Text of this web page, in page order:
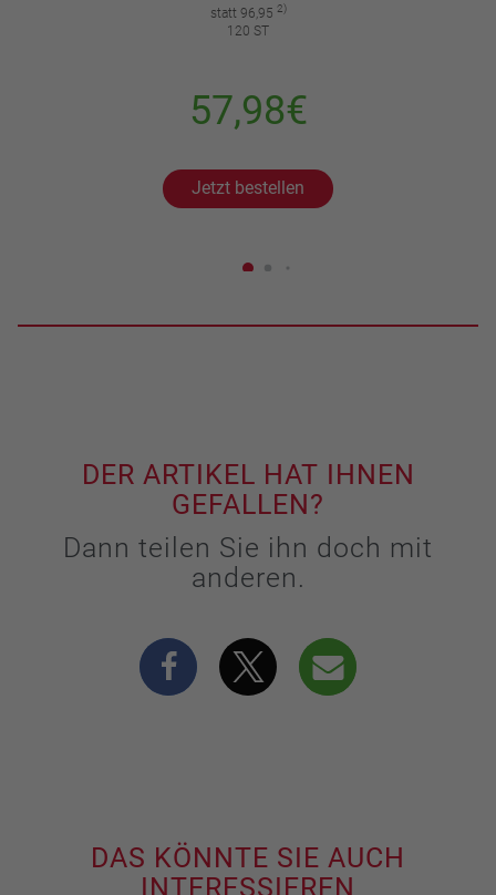
statt 96,95 2)
120 ST
57,98€
Jetzt bestellen
DER ARTIKEL HAT IHNEN
GEFALLEN?
Dann teilen Sie ihn doch mit
anderen.
DAS KÖNNTE SIE AUCH
INTERESSIEREN